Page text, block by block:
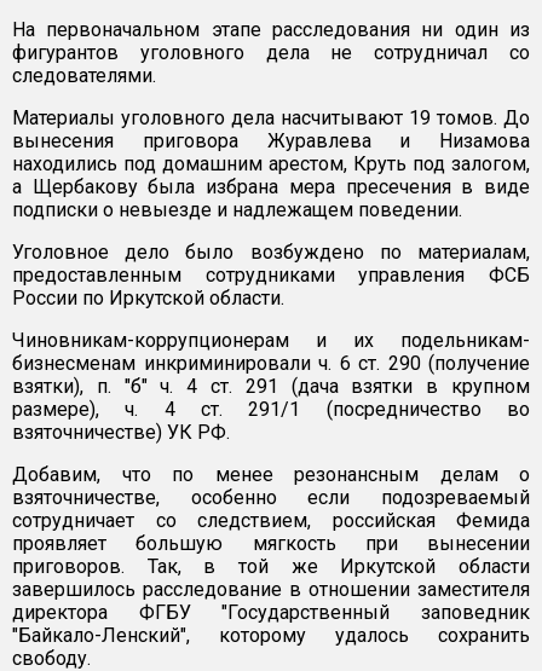
На первоначальном этапе расследования ни один из
фигурантов уголовного дела не сотрудничал со
следователями.
Материалы уголовного дела насчитывают 19 томов. До
вынесения приговора Журавлева и Низамова
находились под домашним арестом, Круть под залогом,
а Щербакову была избрана мера пресечения в виде
подписки о невыезде и надлежащем поведении.
Уголовное дело было возбуждено по материалам,
предоставленным сотрудниками управления ФСБ
России по Иркутской области.
Чиновникам-коррупционерам и их подельникам-
бизнесменам инкриминировали ч. 6 ст. 290 (получение
взятки), п. "б" ч. 4 ст. 291 (дача взятки в крупном
размере), ч. 4 ст. 291/1 (посредничество во
взяточничестве) УК РФ.
Добавим, что по менее резонансным делам о
взяточничестве, особенно если подозреваемый
сотрудничает со следствием, российская Фемида
проявляет большую мягкость при вынесении
приговоров. Так, в той же Иркутской области
завершилось расследование в отношении заместителя
директора ФГБУ "Государственный заповедник
"Байкало-Ленский", которому удалось сохранить
свободу.